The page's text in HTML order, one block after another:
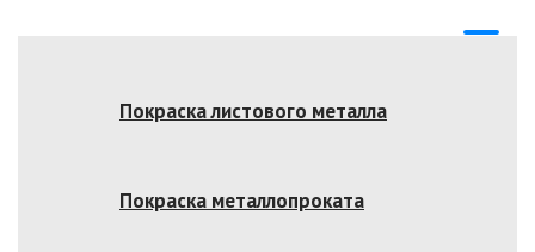
Покраска листового металла
Покраска металлопроката